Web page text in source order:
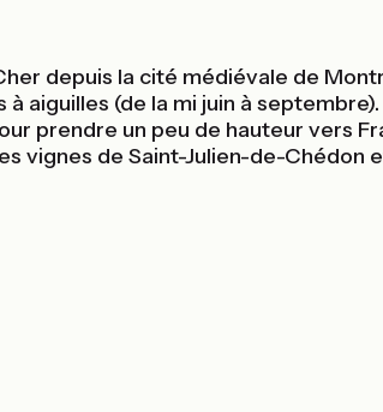
depuis la cité médiévale de
à aiguilles (de la mi juin à
prendre un peu de hauteur vers
vignes de Saint-Julien-de-Chédon